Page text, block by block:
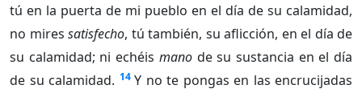
tú en la puerta de mi pueblo en el día de su calamidad,
no mires satisfecho, tú también, su aflicción, en el día de
su calamidad; ni echéis manode su sustancia en el día
de su calamidad. 14 Y no te pongas en las encrucijadas